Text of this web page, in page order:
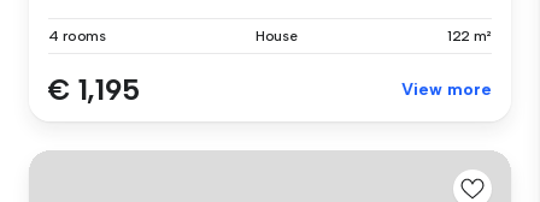
4 rooms House 122 m²
€ 1,195 View more